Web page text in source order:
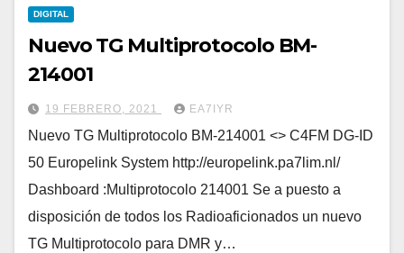
DIGITAL
Nuevo TG Multiprotocolo BM-
214001
19 FEBRERO, 2021 EA7IYR
Nuevo TG Multiprotocolo BM-214001 <> C4FM DG-ID
50 Europelink System http://europelink.pa7lim.nl/
Dashboard :Multiprotocolo 214001 Se a puesto a
disposición de todos los Radioaficionados un nuevo
TG Multiprotocolo para DMR y…